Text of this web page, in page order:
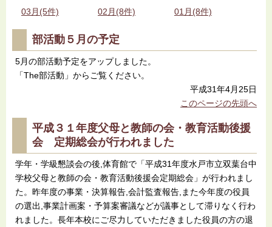
03月(5件)
02月(8件) 01月(8件)
部活動５月の予定
5月の部活動予定をアップしました。
「The部活動」からご覧ください。
平成31年4月25日
このページの先頭へ
平成３１年度父母と教師の会・教育活動後援
会 定期総会が行われました
学年・学級懇談会の後,体育館で「平成31年度水戸市立双葉台中
学校父母と教師の会・教育活動後援会定期総会」が行われまし
た。昨年度の事業・決算報告,会計監査報告,また今年度の役員
の選出,事業計画案・予算案審議などが議事として滞りなく行わ
れました。長年本校にご尽力していただきました役員の方の退